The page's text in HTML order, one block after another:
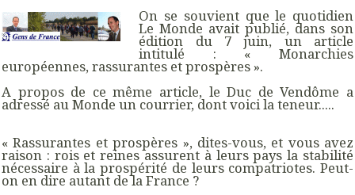
On se souvient que le quotidien
Le Monde avait publié, dans son
édition du 7 juin, un article
intitulé : « Monarchies
européennes, rassurantes et prospères ».
A propos de ce même article, le Duc de Vendôme a
adressé au Monde un courrier, dont voici la teneur.....
« Rassurantes et prospères », dites-vous, et vous avez
raison : rois et reines assurent à leurs pays la stabilité
nécessaire à la prospérité de leurs compatriotes. Peut-
on en dire autant de la France ?